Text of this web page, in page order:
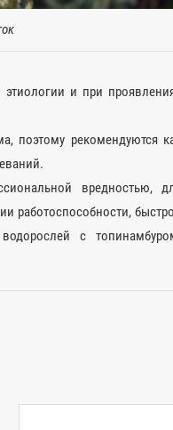
и при
поэтому рекомендуются
вредностью,
работоспособности,
с